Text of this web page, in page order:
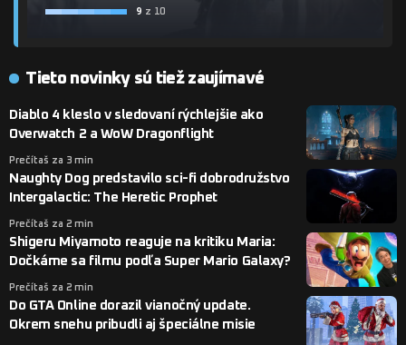
9 z 10
Tieto novinky sú tiež zaujímavé
Diablo 4 kleslo v sledovaní rýchlejšie ako
Overwatch 2 a WoW Dragonflight
Prečítaš za 3 min
Naughty Dog predstavilo sci-fi dobrodružstvo
Intergalactic: The Heretic Prophet
Prečítaš za 2 min
Shigeru Miyamoto reaguje na kritiku Maria:
Dočkáme sa filmu podľa Super Mario Galaxy?
Prečítaš za 2 min
Do GTA Online dorazil vianočný update.
Okrem snehu pribudli aj špeciálne misie